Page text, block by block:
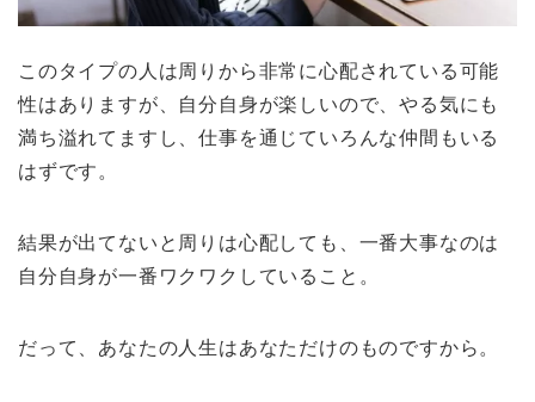
このタイプの人は周りから非常に心配されている可能
性はありますが、自分自身が楽しいので、やる気にも
満ち溢れてますし、仕事を通じていろんな仲間もいる
はずです。
結果が出てないと周りは心配しても、一番大事なのは
自分自身が一番ワクワクしていること。
だって、あなたの人生はあなただけのものですから。